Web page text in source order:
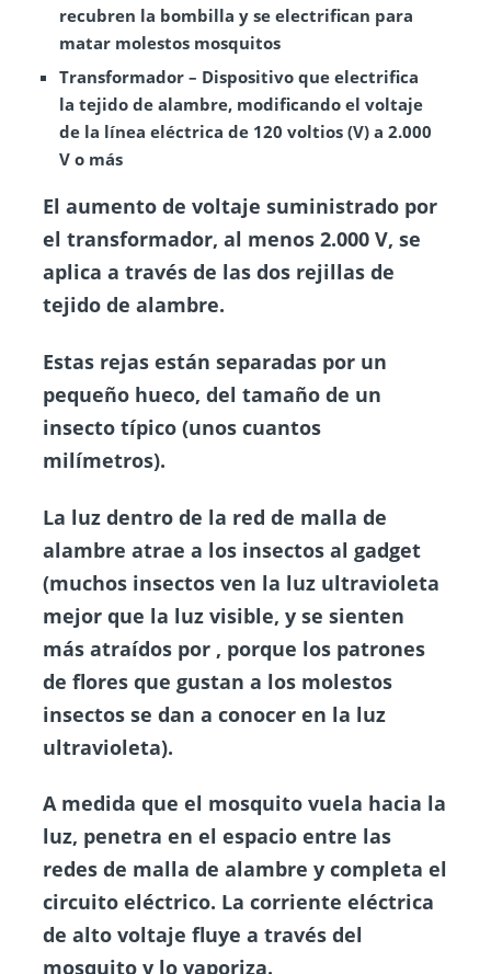
recubren la bombilla y se electrifican para
matar molestos mosquitos
Transformador– Dispositivo que electrifica
la tejido de alambre, modificando el voltaje
de la línea eléctrica de 120 voltios (V) a 2.000
V o más
El aumento de voltaje suministrado por
el transformador, al menos 2.000 V, se
aplica a través de las dos rejillas de
tejido de alambre.
Estas rejas están separadas por un
pequeño hueco, del tamaño de un
insecto típico (unos cuantos
milímetros).
La luz dentro de la red de malla de
alambre atrae a los insectos al gadget
(muchos insectos ven la luz ultravioleta
mejor que la luz visible, y se sienten
más atraídos por , porque los patrones
de flores que gustan a los molestos
insectos se dan a conocer en la luz
ultravioleta).
A medida que el mosquito vuela hacia la
luz, penetra en el espacio entre las
redes de malla de alambre y completa el
circuito eléctrico. La corriente eléctrica
de alto voltaje fluye a través del
mosquito y lo vaporiza.